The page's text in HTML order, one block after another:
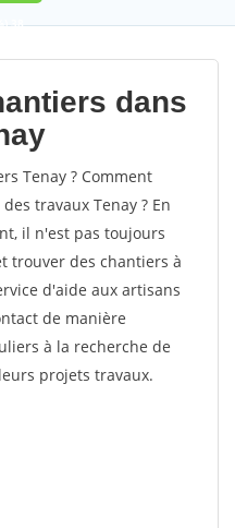
38
dans
Tenay ? Comment
travaux Tenay ? En
il n'est pas toujours
trouver des chantiers à
d'aide aux artisans
de manière
à la recherche de
projets travaux.